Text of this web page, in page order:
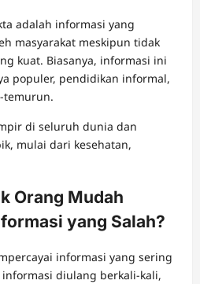
adalah informasi yang
masyarakat meskipun tidak
kuat. Biasanya, informasi ini
populer, pendidikan informal,
temurun.
di seluruh dunia dan
mulai dari kesehatan,
Orang Mudah
yang Salah?
informasi yang sering
diulang berkali-kali,